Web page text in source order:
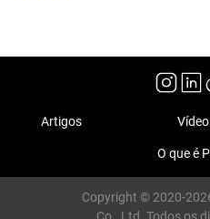
Artigos
O que é
Copyright © 2020-
Co., Ltd. Todos os